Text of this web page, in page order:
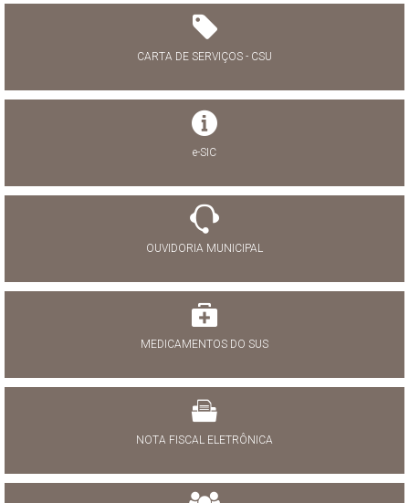
CARTA DE SERVIÇOS - CSU
e-SIC
OUVIDORIA MUNICIPAL
MEDICAMENTOS DO SUS
NOTA FISCAL ELETRÔNICA